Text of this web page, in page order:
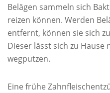
Belägen sammeln sich
reizen können. Werden
entfernt, können sie sich
Dieser lässt sich zu Hause
wegputzen.
Eine frühe